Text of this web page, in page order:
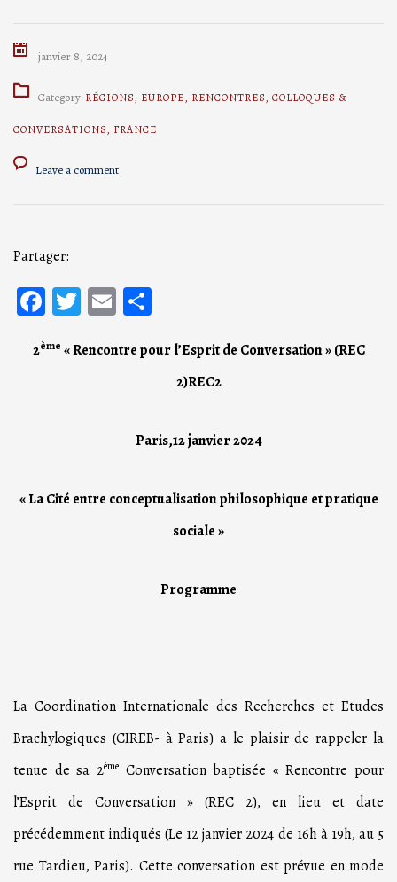
janvier 8, 2024
Category: RÉGIONS, EUROPE, RENCONTRES, COLLOQUES &
CONVERSATIONS, FRANCE
Leave a comment
Partager:
Facebook
Twitter
Email
2ème « Rencontre pour l’Esprit de Conversation » (REC
2)REC2
Paris,12 janvier 2024
« La Cité entre conceptualisation philosophique et pratique
sociale »
Programme
La Coordination Internationale des Recherches et Etudes
Brachylogiques (CIREB- à Paris) a le plaisir de rappeler la
tenue de sa 2èmeConversation baptisée « Rencontre pour
l’Esprit de Conversation » (REC 2), en lieu et date
précédemment indiqués (Le 12 janvier 2024 de 16h à 19h, au 5
rue Tardieu, Paris). Cette conversation est prévue en mode